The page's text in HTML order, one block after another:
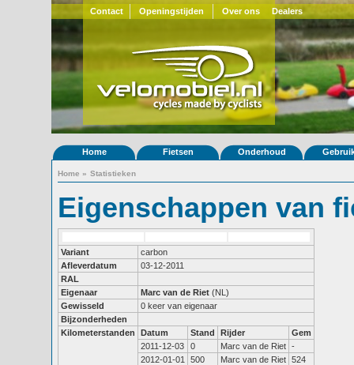
Contact Openingstijden Over ons Dealers
Home Fietsen Onderhoud
Home » Statistieken
Eigenschappen van
Variant
carbon
Afleverdatum
03-12-2011
RAL
Eigenaar
Marc van de Riet (NL)
Gewisseld
0 keer van eigenaar
Bijzonderheden
Kilometerstanden
Datum Stand Rijder
Gem
2011-12-03
0 Marc van de Riet -
2012-01-01
500 Marc van de Riet 524